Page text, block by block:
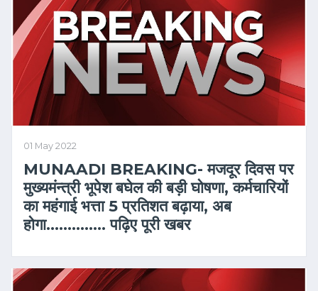
01 May 2022
MUNAADI BREAKING- मजदूर दिवस पर
मुख्यमंन्त्री भूपेश बघेल की बड़ी घोषणा, कर्मचारियों
का महंगाई भत्ता 5 प्रतिशत बढ़ाया, अब
होगा………….. पढ़िए पूरी खबर